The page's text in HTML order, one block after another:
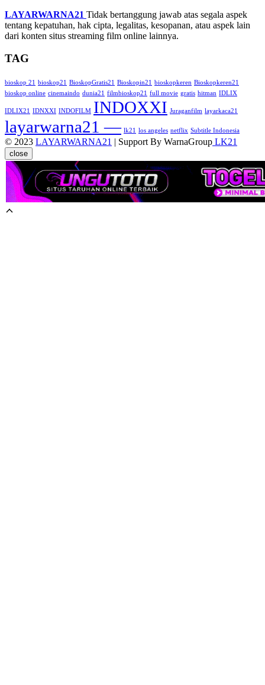
LAYARWARNA21 Tidak bertanggung jawab atas segala aspek
tentang kepatuhan, hak cipta, legalitas, kesopanan, atau aspek lain
dari konten situs streaming film online lainnya.
TAG
bioskop 21 bioskop21 BioskopGratis21 Bioskopin21 bioskopkeren Bioskopkeren21
bioskop online cinemaindo dunia21 filmbioskop21 full movie gratis hitman IDLIX
IDLIX21 IDNXXI INDOFILM INDOXXI Juraganfilm layarkaca21
layarwarna21 — lk21 los angeles netflix Subtitle Indonesia
© 2023 LAYARWARNA21 | Support By WarnaGroup LK21
close